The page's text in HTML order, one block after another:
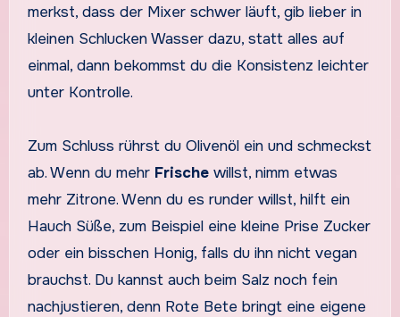
merkst, dass der Mixer schwer läuft, gib lieber in
kleinen Schlucken Wasser dazu, statt alles auf
einmal, dann bekommst du die Konsistenz leichter
unter Kontrolle.
Zum Schluss rührst du Olivenöl ein und schmeckst
ab. Wenn du mehr Frischewillst, nimm etwas
mehr Zitrone. Wenn du es runder willst, hilft ein
Hauch Süße, zum Beispiel eine kleine Prise Zucker
oder ein bisschen Honig, falls du ihn nicht vegan
brauchst. Du kannst auch beim Salz noch fein
nachjustieren, denn Rote Bete bringt eine eigene